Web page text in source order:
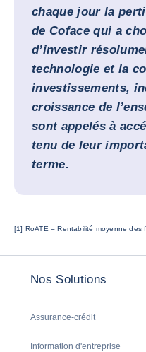
chaque jour la
de Coface qui a
d’investir
technologie et la
investissements,
croissance de
sont appelés à
tenu de leur
terme.
[1] RoATE = Rentabilité moyenne des
Nos Solutions
Assurance-crédit
Information d'entreprise